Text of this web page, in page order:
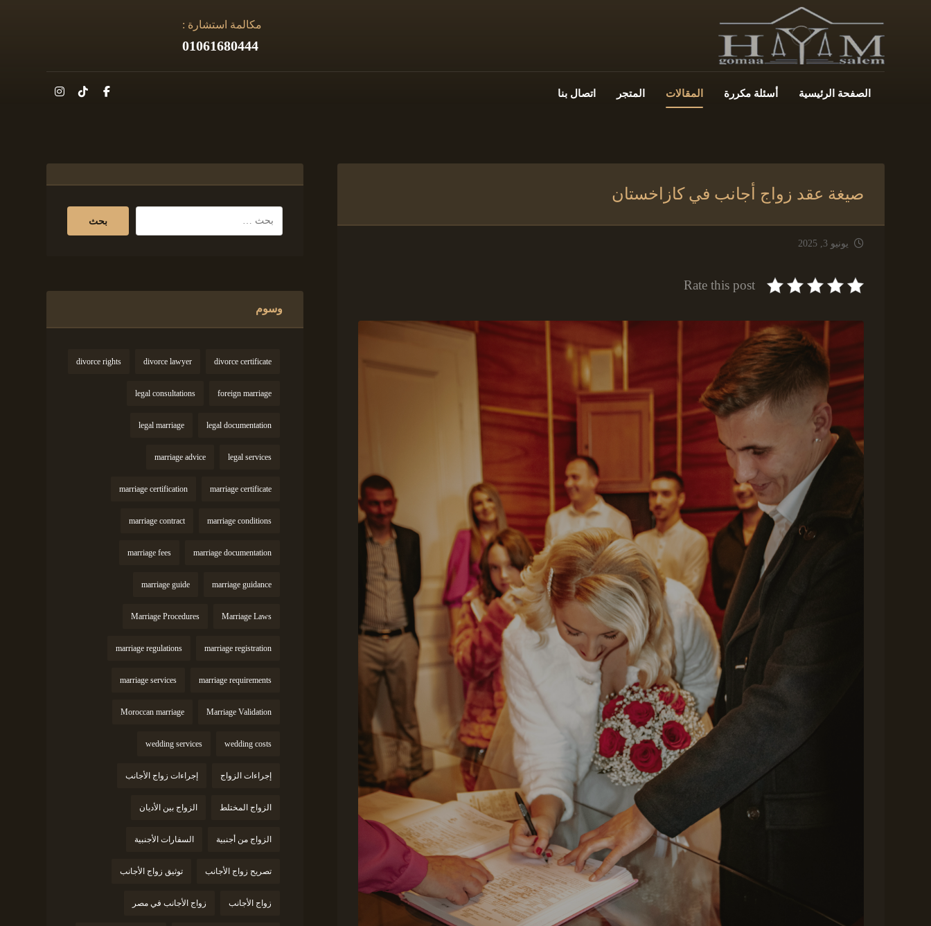
مكالمة استشارة :
01061680444
الصفحة الرئيسية أسئلة مكررة المقالات المتجر اتصال بنا
صيغة عقد زواج أجانب في كازاخستان
يونيو 3, 2025
Rate this post
وسوم
divorce certificate
divorce lawyer
divorce rights
foreign marriage
legal consultations
legal documentation
legal marriage
legal services
marriage advice
marriage certificate
marriage certification
marriage conditions
marriage contract
marriage documentation
marriage fees
marriage guidance
marriage guide
Marriage Laws
Marriage Procedures
marriage registration
marriage regulations
marriage requirements
marriage services
Marriage Validation
Moroccan marriage
wedding costs
wedding services
إجراءات الزواج إجراءات زواج الأجانب
الزواج المختلط الزواج بين الأديان
الزواج من أجنبية السفارات الأجنبية
تصريح زواج الأجانب توثيق زواج الأجانب
زواج الأجانب زواج الأجانب في مصر